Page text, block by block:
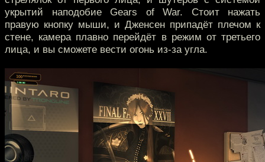
укрытий наподобие Gears of War. Стоит нажать
правую кнопку мыши, и Дженсен припадёт плечом к
стене, камера плавно перейдёт в режим от третьего
лица, и вы сможете вести огонь из-за угла.